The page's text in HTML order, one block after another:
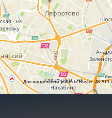
Для корректной работы Raster JS